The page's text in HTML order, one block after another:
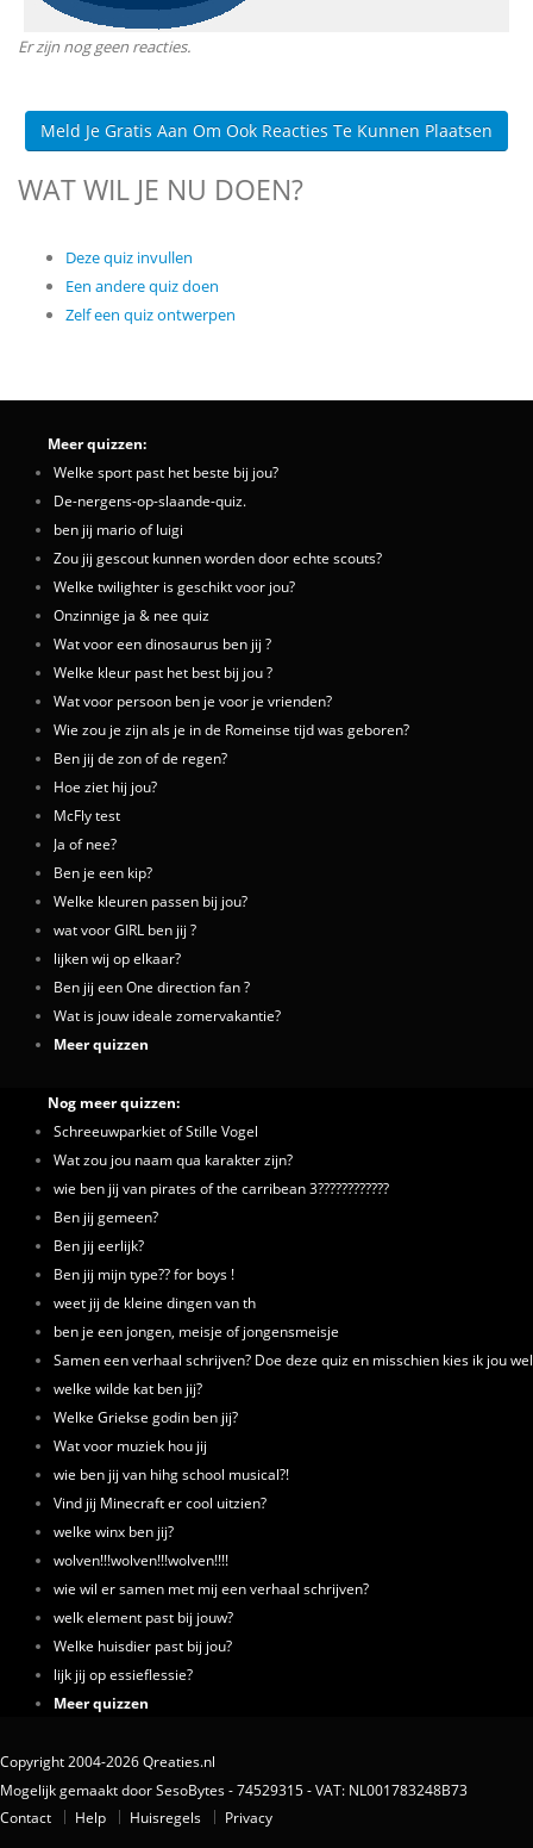
Er zijn nog geen reacties.
Meld Je Gratis Aan Om Ook Reacties Te Kunnen Plaatsen
WAT WIL JE NU DOEN?
Deze quiz invullen
Een andere quiz doen
Zelf een quiz ontwerpen
Meer quizzen:
Welke sport past het beste bij jou?
De-nergens-op-slaande-quiz.
ben jij mario of luigi
Zou jij gescout kunnen worden door echte scouts?
Welke twilighter is geschikt voor jou?
Onzinnige ja & nee quiz
Wat voor een dinosaurus ben jij ?
Welke kleur past het best bij jou ?
Wat voor persoon ben je voor je vrienden?
Wie zou je zijn als je in de Romeinse tijd was geboren?
Ben jij de zon of de regen?
Hoe ziet hij jou?
McFly test
Ja of nee?
Ben je een kip?
Welke kleuren passen bij jou?
wat voor GIRL ben jij ?
lijken wij op elkaar?
Ben jij een One direction fan ?
Wat is jouw ideale zomervakantie?
Meer quizzen
Nog meer quizzen:
Schreeuwparkiet of Stille Vogel
Wat zou jou naam qua karakter zijn?
wie ben jij van pirates of the carribean 3????????????
Ben jij gemeen?
Ben jij eerlijk?
Ben jij mijn type?? for boys !
weet jij de kleine dingen van th
ben je een jongen, meisje of jongensmeisje
Samen een verhaal schrijven? Doe deze quiz en misschien kies ik jou
welke wilde kat ben jij?
Welke Griekse godin ben jij?
Wat voor muziek hou jij
wie ben jij van hihg school musical?!
Vind jij Minecraft er cool uitzien?
welke winx ben jij?
wolven!!!wolven!!!wolven!!!!
wie wil er samen met mij een verhaal schrijven?
welk element past bij jouw?
Welke huisdier past bij jou?
lijk jij op essieflessie?
Meer quizzen
Copyright 2004-2026 Qreaties.nl
Mogelijk gemaakt door SesoBytes - 74529315 - VAT: NL001783248B73
Contact
Help Huisregels Privacy